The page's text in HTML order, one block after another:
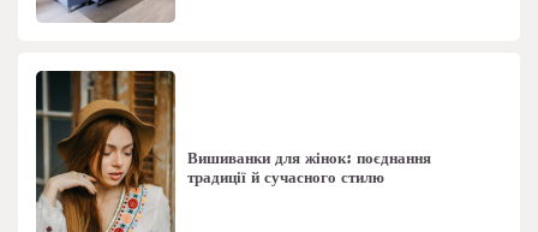
Вишиванки для жінок: поєднання
традиції й сучасного стилю